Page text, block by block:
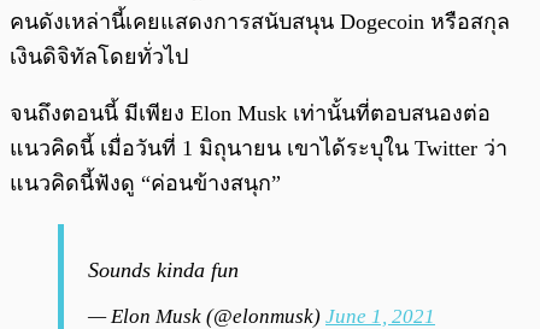
คนดังเหล่านี้เคยแสดงการสนับสนุน Dogecoin หรือสกุล
เงินดิจิทัลโดยทั่วไป
จนถึงตอนนี้ มีเพียง Elon Musk เท่านั้นที่ตอบสนองต่อ
แนวคิดนี้ เมื่อวันที่ 1 มิถุนายน เขาได้ระบุใน Twitter ว่า
แนวคิดนี้ฟังดู “ค่อนข้างสนุก”
Sounds kinda fun
— Elon Musk (@elonmusk) June 1, 2021